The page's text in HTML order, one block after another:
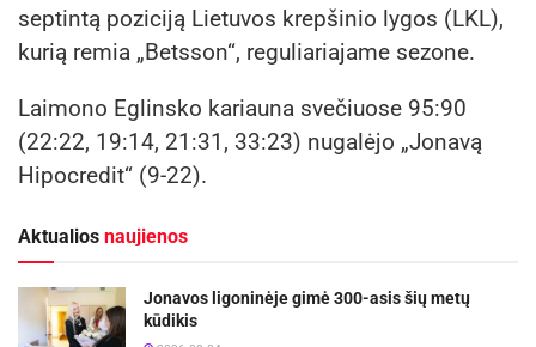
septintą poziciją Lietuvos krepšinio lygos (LKL),
kurią remia „Betsson“, reguliariajame sezone.
Laimono Eglinsko kariauna svečiuose 95:90
(22:22, 19:14, 21:31, 33:23) nugalėjo „Jonavą
Hipocredit“ (9-22).
Aktualios naujienos
Jonavos ligoninėje gimė 300-asis šių metų
kūdikis